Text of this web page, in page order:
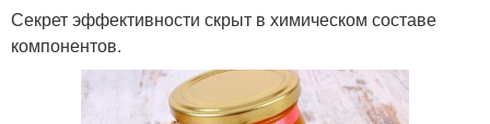
Секрет эффективности скрыт в химическом составе
компонентов.